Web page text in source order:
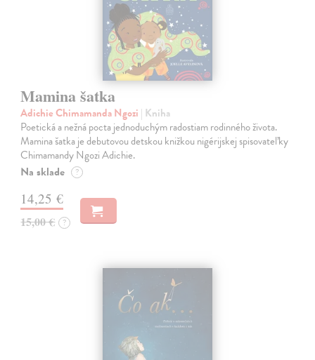
Mamina šatka
Adichie Chimamanda Ngozi | Kniha
Poetická a nežná pocta jednoduchým radostiam rodinného života.
Mamina šatka je debutovou detskou knižkou nigérijskej spisovateľky
Chimamandy Ngozi Adichie.
Na sklade ?
14,25 €
15,00 € ?